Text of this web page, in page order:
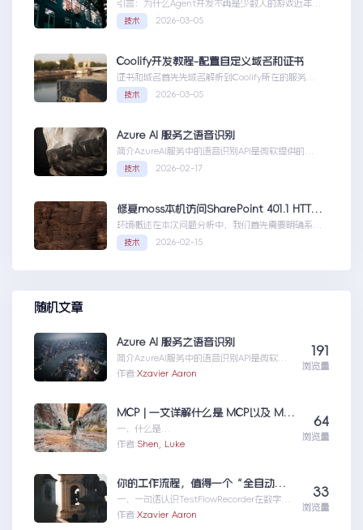
引言：为什么Agent开发不再是少数人的游戏近年
来，随着人工智能技术的快速发展，AIAgen...MVP
聚技站｜GitHubCopilotSDK入门：五分钟构建你的
技术 2026-03-05
Coolify开发教程-配置自定义域名和证书
证书和域名首先先域名解析到Coolify所在的服务
器，然后获取你的证书NGINX版本的，这里就不
赘...Coolify开发教程-配置自定义域名和证书
技术 2026-03-05
Azure AI 服务之语音识别
简介AzureAI服务中的语音识别API是微软提供的一
项先进技术，旨在帮助开发者轻松实现语...AzureAI
服务之语音识别
技术 2026-02-17
修复moss本机访问SharePoint 401.1 HTTP错误
环境概述在本次问题分析中，我们首先需要明确系统
的运行环境。了解环境配置不仅能帮助我们定位问
题，也为...修复moss本机访问
技术 2026-02-15
随机文章
Azure AI 服务之语音识别
简介AzureAI服务中的语音识别API是微软提
供的一项先进技术，旨在帮助开发者轻松实现
作者:Xzavier Aaron
191
浏览量
MCP | 一文详解什么是 MCP以及 MCP 可以做什么
一、什么是
MCPMCP（ModelContextProtocol）是一
作者:Shen, Luke
64
浏览量
你的工作流程，值得一个“全自动数字分身”：录制、截图、成文，一气呵成
一、一句话认识TestFlowRecorder在数字化
工作环境中，如何准确记录操作步骤并生成
作者:Xzavier Aaron
33
浏览量